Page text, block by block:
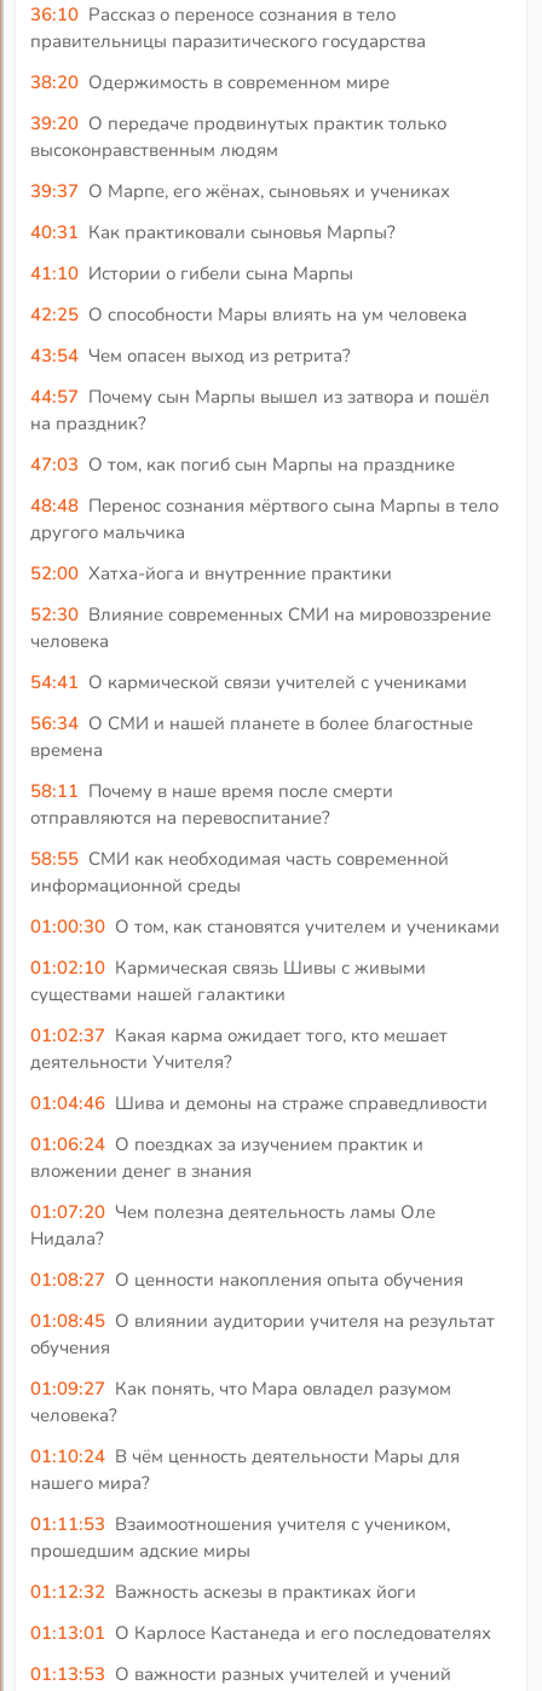
36:10 Рассказ о переносе сознания в тело
правительницы паразитического государства
38:20 Одержимость в современном мире
39:20 О передаче продвинутых практик только
высоконравственным людям
39:37 О Марпе, его жёнах, сыновьях и учениках
40:31 Как практиковали сыновья Марпы?
41:10 Истории о гибели сына Марпы
42:25 О способности Мары влиять на ум человека
43:54 Чем опасен выход из ретрита?
44:57 Почему сын Марпы вышел из затвора и пошёл
на праздник?
47:03 О том, как погиб сын Марпы на празднике
48:48 Перенос сознания мёртвого сына Марпы в тело
другого мальчика
52:00 Хатха-йога и внутренние практики
52:30 Влияние современных СМИ на мировоззрение
человека
54:41 О кармической связи учителей с учениками
56:34 О СМИ и нашей планете в более благостные
времена
58:11 Почему в наше время после смерти
отправляются на перевоспитание?
58:55 СМИ как необходимая часть современной
информационной среды
01:00:30 О том, как становятся учителем и учениками
01:02:10 Кармическая связь Шивы с живыми
существами нашей галактики
01:02:37 Какая карма ожидает того, кто мешает
деятельности Учителя?
01:04:46 Шива и демоны на страже справедливости
01:06:24 О поездках за изучением практик и
вложении денег в знания
01:07:20 Чем полезна деятельность ламы Оле
Нидала?
01:08:27 О ценности накопления опыта обучения
01:08:45 О влиянии аудитории учителя на результат
обучения
01:09:27 Как понять, что Мара овладел разумом
человека?
01:10:24 В чём ценность деятельности Мары для
нашего мира?
01:11:53 Взаимоотношения учителя с учеником,
прошедшим адские миры
01:12:32 Важность аскезы в практиках йоги
01:13:01 О Карлосе Кастанеда и его последователях
01:13:53 О важности разных учителей и учений